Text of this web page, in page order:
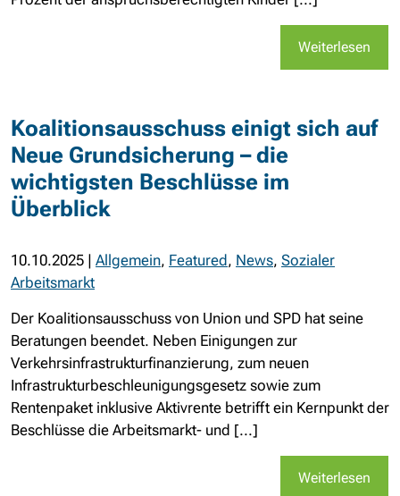
Weiterlesen
Koalitionsausschuss einigt sich auf
Neue Grundsicherung – die
wichtigsten Beschlüsse im
Überblick
10.10.2025 | Allgemein, Featured, News, Sozialer
Arbeitsmarkt
Der Koalitionsausschuss von Union und SPD hat seine
Beratungen beendet. Neben Einigungen zur
Verkehrsinfrastrukturfinanzierung, zum neuen
Infrastrukturbeschleunigungsgesetz sowie zum
Rentenpaket inklusive Aktivrente betrifft ein Kernpunkt der
Beschlüsse die Arbeitsmarkt- und [...]
Weiterlesen